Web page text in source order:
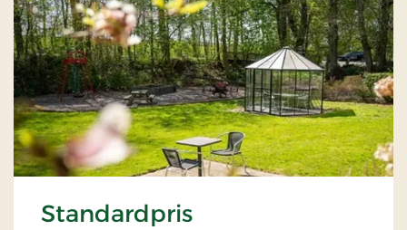
Standardpris